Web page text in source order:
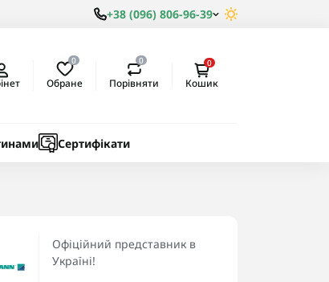
+38 (096) 806-96-39
0
Обране
0
Порівняти
0
Кошик
Сертифікати
Офіційний представник в
Україні!